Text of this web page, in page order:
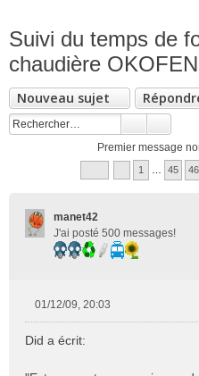
Suivi du temps de
chaudière OKOFEN
Nouveau sujet
Premier message
1 45 46
manet42
J'ai posté 500 messages!
s
01/12/09, 20:03
Did a écrit: